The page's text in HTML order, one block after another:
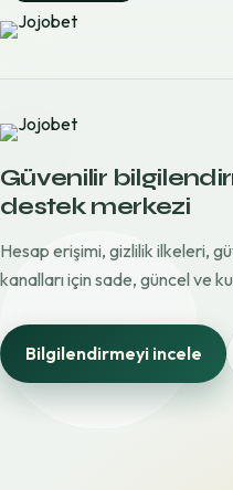
Güvenilir
destek merkezi
Hesap erişimi, gizlilik ilkeleri,
kanalları için sade, güncel ve
Bilgilendirmeyi incele